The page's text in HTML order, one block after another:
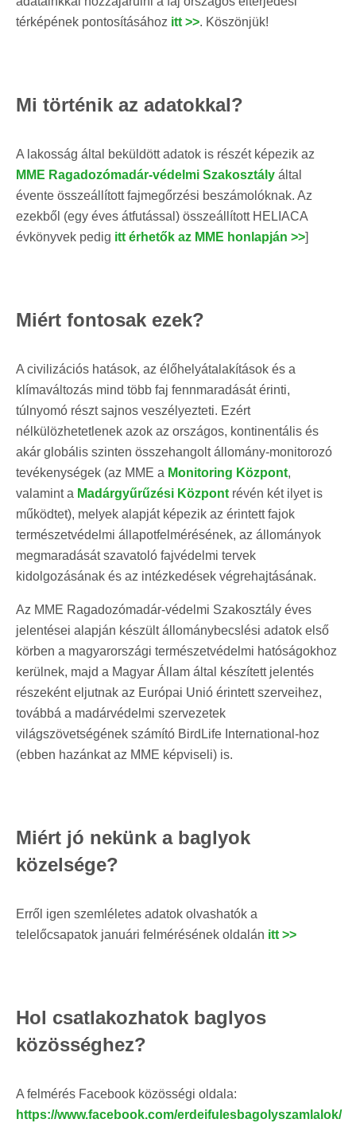
térképének pontosításához itt >>. Köszönjük!
Mi történik az adatokkal?
A lakosság által beküldött adatok is részét képezik az
MME Ragadozómadár-védelmi Szakosztály által
évente összeállított fajmegőrzési beszámolóknak. Az
ezekből (egy éves átfutással) összeállított HELIACA
évkönyvek pedig itt érhetők az MME honlapján >>]
Miért fontosak ezek?
A civilizációs hatások, az élőhelyátalakítások és a
klímaváltozás mind több faj fennmaradását érinti,
túlnyomó részt sajnos veszélyezteti. Ezért
nélkülözhetetlenek azok az országos, kontinentális és
akár globális szinten összehangolt állomány-monitorozó
tevékenységek (az MME a Monitoring Központ,
valamint a Madárgyűrűzési Központ révén két ilyet is
működtet), melyek alapját képezik az érintett fajok
természetvédelmi állapotfelmérésének, az állományok
megmaradását szavatoló fajvédelmi tervek
kidolgozásának és az intézkedések végrehajtásának.
Az MME Ragadozómadár-védelmi Szakosztály éves
jelentései alapján készült állománybecslési adatok első
körben a magyarországi természetvédelmi hatóságokhoz
kerülnek, majd a Magyar Állam által készített jelentés
részeként eljutnak az Európai Unió érintett szerveihez,
továbbá a madárvédelmi szervezetek
világszövetségének számító BirdLife International-hoz
(ebben hazánkat az MME képviseli) is.
Miért jó nekünk a baglyok
közelsége?
Erről igen szemléletes adatok olvashatók a
telelőcsapatok januári felmérésének oldalán itt >>
Hol csatlakozhatok baglyos
közösséghez?
A felmérés Facebook közösségi oldala:
https://www.facebook.com/erdeifulesbagolyszamlalok/